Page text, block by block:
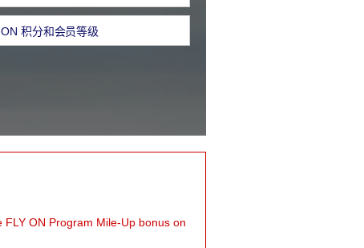
积分和会员等级
ON Program Mile-Up bonus on